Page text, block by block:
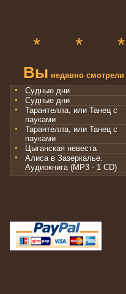
* * *
Вы недавно смотрели
Судные дни
Судные дни
Тарантелла, или Танец с
пауками
Тарантелла, или Танец с
пауками
Цыганская невеста
Алиса в Зазеркалье.
Аудиокнига (MP3 - 1 CD)